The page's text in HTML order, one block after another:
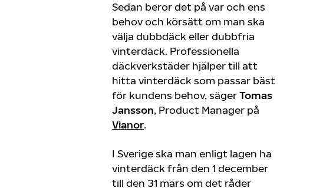
Sedan beror det på var och ens
behov och körsätt om man ska
välja dubbdäck eller dubbfria
vinterdäck. Professionella
däckverkstäder hjälper till att
hitta vinterdäck som passar bäst
för kundens behov, sägerTomas
Jansson, Product Manager på
Vianor.
I Sverige ska man enligt lagen ha
vinterdäck från den 1 december
till den 31 mars om det råder